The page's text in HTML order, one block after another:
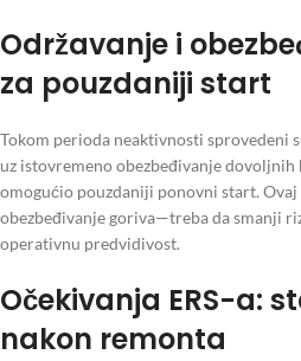
Održavanje i
za pouzdaniji start
Tokom perioda neaktivnosti sprovedeni
uz istovremeno obezbeđivanje dovoljnih
omogućio pouzdaniji ponovni start.
obezbeđivanje goriva—treba da smanji
operativnu predvidivost.
Očekivanja ERS-a:
nakon remonta